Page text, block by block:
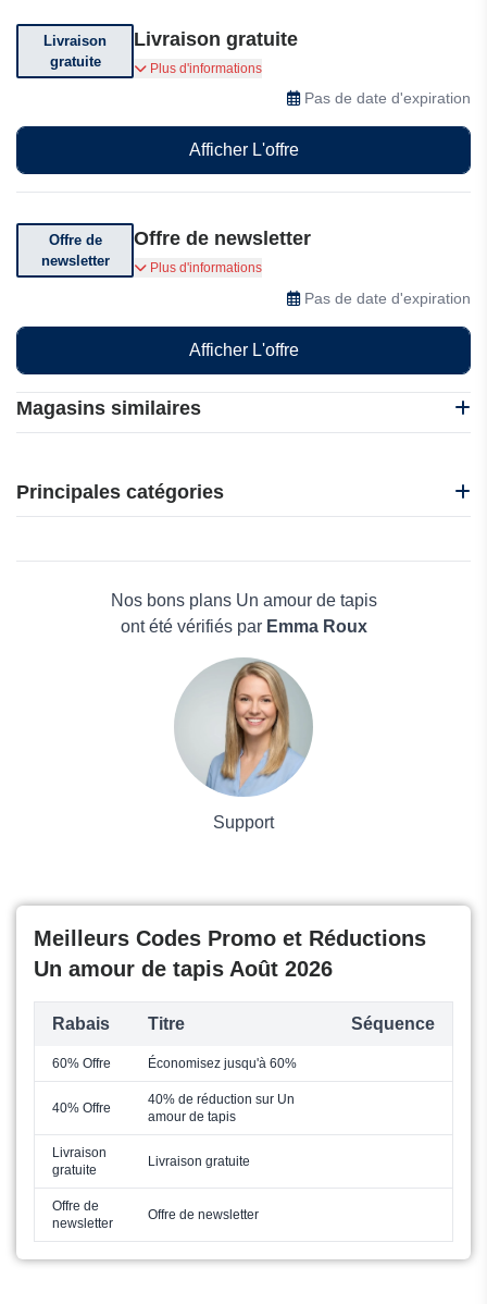
Magasins similaires
Jardi Deco
Coohom
HOMMI
Un amour de tapis
Principales catégories
Maison & JardinNos bons plans Un amour de tapis
ont été vérifiés par Emma Roux
Support
Livraison
gratuite
Livraison gratuite
Livraison gratuite selon le montant de votre
achat ou selon vos conditions
Plus d'informations
Pas de date d'expiration
Afficher L'offre
Offre de
newsletter
Offre de newsletter
Inscrivez-vous à la newsletter pour recevoir des
offres spéciales et des actualités
Plus d'informations
Pas de date d'expiration
Afficher L'offre
Meilleurs Codes Promo et Réductions
Un amour de tapis Août 2026
Rabais Titre Séquence
60% Offre Économisez jusqu'à 60%
40% Offre
40% de réduction sur Un
amour de tapis
Livraison
gratuite
Livraison gratuite
Offre de
newsletter
Offre de newsletter